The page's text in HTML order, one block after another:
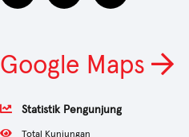
Google Maps
Statistik Pengunjung
Total Kunjungan